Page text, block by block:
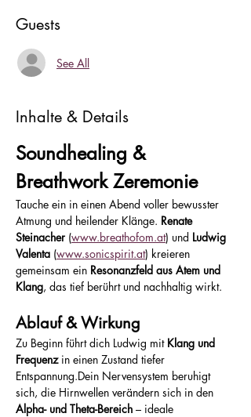
Guests
See All
Inhalte & Details
Soundhealing &
Breathwork Zeremonie
Tauche ein in einen Abend voller bewusster
Atmung und heilender Klänge. Renate
Steinacher (www.breathofom.at) und Ludwig
Valenta (www.sonicspirit.at) kreieren
gemeinsam ein Resonanzfeld aus Atem und
Klang, das tief berührt und nachhaltig wirkt.
Ablauf & Wirkung
Zu Beginn führt dich Ludwig mit Klang und
Frequenz in einen Zustand tiefer
Entspannung.Dein Nervensystem beruhigt
sich, die Hirnwellen verändern sich in den
Alpha- und Theta-Bereich – ideale